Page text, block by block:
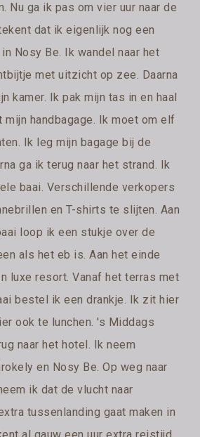
Nu ga ik pas om vier uur naar de
dat ik eigenlijk nog een
Nosy Be. Ik wandel naar het
met uitzicht op zee. Daarna
kamer. Ik pak mijn tas in en haal
handbagage. Ik moet om elf
Ik leg mijn bagage bij de
ga ik terug naar het strand. Ik
baai. Verschillende verkopers
en T-shirts te slijten. Aan
loop ik een stukje over de
als het eb is. Aan het einde
luxe resort. Vanaf het terras met
bestel ik een drankje. Ik zit hier
ook te lunchen. 's Middags
naar het hotel. Ik neem
en Nosy Be. Op weg naar
ik dat de vlucht naar
tussenlanding gaat maken in